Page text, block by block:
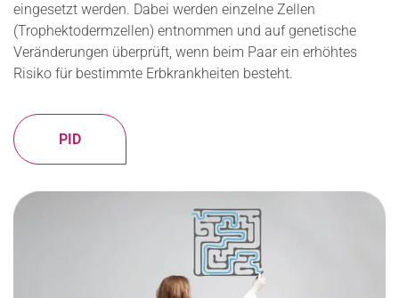
eingesetzt werden. Dabei werden einzelne Zellen
(Trophektodermzellen) entnommen und auf genetische
Veränderungen überprüft, wenn beim Paar ein erhöhtes
Risiko für bestimmte Erbkrankheiten besteht.
PID